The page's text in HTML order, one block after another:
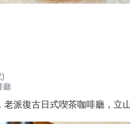
)
廳
老派復古日式喫茶咖啡廳，立